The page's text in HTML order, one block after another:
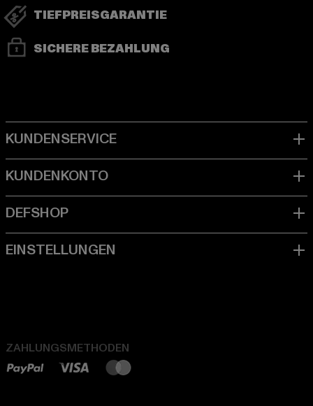
TIEFPREISGARANTIE
SICHERE BEZAHLUNG
ZAHLUNGSMETHODEN